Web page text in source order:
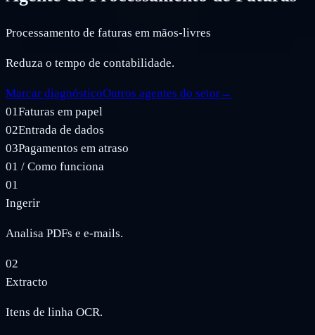
Processamento de faturas em mãos-livres
Reduza o tempo de contabilidade.
Marcar diagnósticoOutros agentes do setor→
01Faturas em papel
02Entrada de dados
03Pagamentos em atraso
01 / Como funciona
01
Ingerir
Analisa PDFs e e-mails.
02
Extracto
Itens de linha OCR.